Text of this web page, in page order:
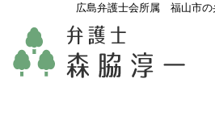
広島弁護士会所属 福山市の